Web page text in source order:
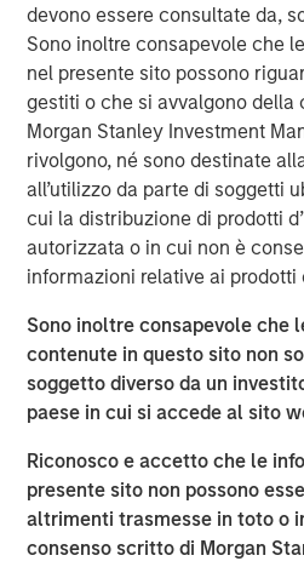
devono essere consultate da,
Sono inoltre consapevole che
nel presente sito possono
gestiti o che si avvalgono della
Morgan Stanley Investment
rivolgono, né sono destinate
all’utilizzo da parte di soggetti
cui la distribuzione di prodotti
autorizzata o in cui non è
informazioni relative ai prodotti
Sono inoltre consapevole che
contenute in questo sito non
soggetto diverso da un
paese in cui si accede al sito
Riconosco e accetto che le
presente sito non possono
altrimenti trasmesse in toto o
consenso scritto di Morgan
Corporations constantly make
uncertainty
—but the type of
cyclical and tied to the
even existential? The new U.S.
significant structural uncertainty
persistent economic concerns
weight of these twin
corporate leaders hesitant to
key business decisions for much
Why is capital expenditure
To remain competitive,
cash flow to maintain and grow
known as capital expenditures,
spending has two key
companies earn returns on
cost, they can create value for
compounding value-added
base. This assumes